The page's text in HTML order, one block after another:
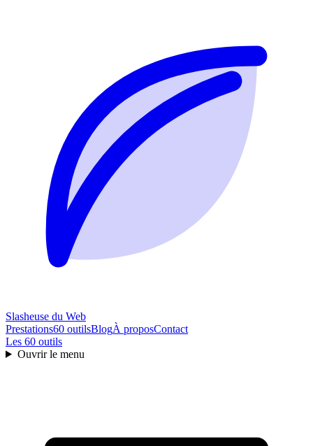
Slasheuse du Web
Prestations60 outilsBlogÀ proposContact
Les 60 outils
Ouvrir le menu